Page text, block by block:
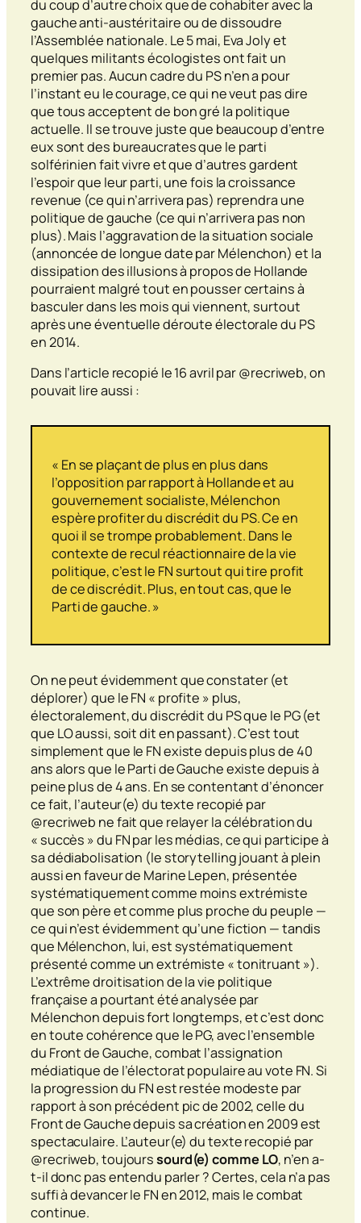
du coup d’autre choix que de cohabiter avec la
gauche anti-austéritaireou de dissoudre
l’Assemblée nationale. Le 5 mai, Eva Joly et
quelques militants écologistes ont fait un
premier pas. Aucun cadre du PS n’en a pour
l’instant eu le courage, ce qui ne veut pas dire
que tous acceptent de bon gré la politique
actuelle. Il se trouve juste que beaucoup d’entre
eux sont des bureaucrates que le parti
solférinien fait vivre et que d’autres gardent
l’espoir que leur parti, une fois la croissance
revenue (ce qui n’arrivera pas) reprendra une
politique de gauche (ce qui n’arrivera pas non
plus). Mais l’aggravation de la situation sociale
(annoncée de longue date par Mélenchon) et la
dissipation des illusions à propos de Hollande
pourraient malgré tout en pousser certains à
basculer dans les mois qui viennent, surtout
après une éventuelle déroute électorale du PS
en 2014.
Dans l’article recopié le 16 avril par @recriweb, on
pouvait lire aussi :
« En se plaçant de plus en plus dans
l’opposition par rapport à Hollande et au
gouvernement socialiste, Mélenchon
espère profiter du discrédit du PS. Ce en
quoi il se trompe probablement. Dans le
contexte de recul réactionnaire de la vie
politique, c’est le FN surtout qui tire profit
de ce discrédit. Plus, en tout cas, que le
Parti de gauche. »
On ne peut évidemment que constater (et
déplorer) que le FN « profite » plus,
électoralement, du discrédit du PS que le PG (et
que LO aussi, soit dit en passant). C’est tout
simplement que le FN existe depuis plus de 40
ans alors que le Parti de Gauche existe depuis à
peine plus de 4 ans. En se contentant d’énoncer
ce fait, l’auteur(e) du texte recopié par
@recriweb ne fait que relayer la célébration du
« succès » du FN par les médias, ce qui participe à
sa dédiabolisation (le storytellingjouant à plein
aussi en faveur de Marine Lepen, présentée
systématiquement comme moins extrémiste
que son père et comme plus proche du peuple —
ce qui n’est évidemment qu’une fiction — tandis
que Mélenchon, lui, est systématiquement
présenté comme un extrémiste « tonitruant »).
L’extrême droitisation de la vie politique
française a pourtant été analysée par
Mélenchon depuis fort longtemps, et c’est donc
en toute cohérence que le PG, avec l’ensemble
du Front de Gauche, combat l’assignation
médiatique de l’électorat populaire au vote FN. Si
la progression du FN est restée modeste par
rapport à son précédent pic de 2002, celle du
Front de Gauche depuis sa création en 2009 est
spectaculaire. L’auteur(e) du texte recopié par
@recriweb, toujourssourd(e) comme LO, n’en a-
t-il donc pas entendu parler ? Certes, cela n’a pas
suffi à devancer le FN en 2012, mais le combat
continue.